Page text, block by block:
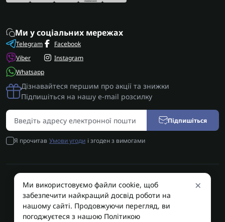
Ми у соціальних мережах
Telegram
Viber
Whatsapp
Facebook
Instagram
Дізнавайтеся першим про акції та знижки
Підпишіться на нашу e-mail розсилку
Підпишіться
Я прочитав Умови угоди і згоден з вимогами
AUTOSHIFT | Запчастини АКПП | Ремонт АКПП © 2026
AUTOSHIFT
×
Ми використовуємо файли cookie, щоб
забезпечити найкращий досвід роботи на
нашому сайті. Продовжуючи перегляд, ви
погоджуєтеся з нашою Політикою